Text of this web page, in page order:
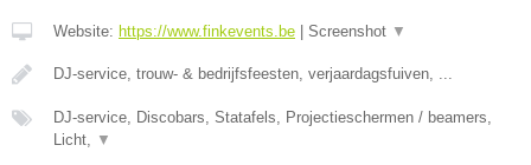
Website: https://www.finkevents.be | Screenshot ▼
DJ-service, trouw- & bedrijfsfeesten, verjaardagsfuiven, ...
DJ-service, Discobars, Statafels, Projectieschermen / beamers,
Licht,
▼